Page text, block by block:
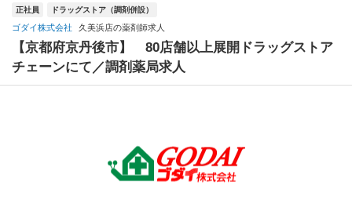
正社員 ドラッグストア（調剤併設）
ゴダイ株式会社 久美浜店の薬剤師求人
【京都府京丹後市】 80店舗以上展開ドラッグストア
チェーンにて／調剤薬局求人